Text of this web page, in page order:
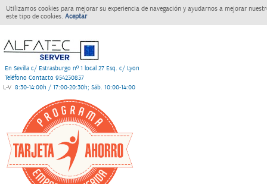
Utilizamos cookies para mejorar su experiencia de navegación y ayudarnos a mejorar
este tipo de cookies. Aceptar
En Sevilla c/ Estrasburgo nº 1 local 27 Esq. c/ Lyon
Teléfono Contacto 954230837
L-V 8:30-14:00h / 17:00-20:30h; Sáb. 10:00-14:00